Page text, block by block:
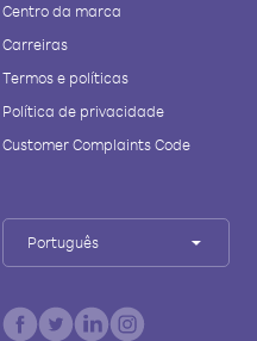
Centro da marca
Carreiras
Termos e políticas
Política de privacidade
Customer Complaints Code
Português